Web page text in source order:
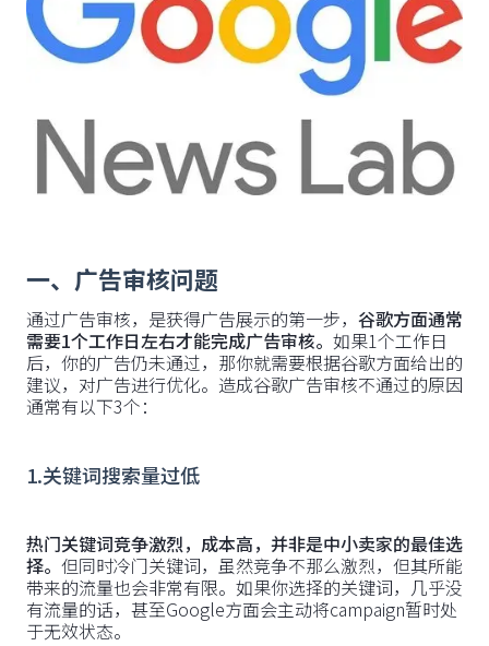
一、广告审核问题
通过广告审核，是获得广告展示的第一步， 谷歌方面通常
需要1个工作日左右才能完成广告审核。 如果1个工作日
后，你的广告仍未通过，那你就需要根据谷歌方面给出的
建议，对广告进行优化。造成谷歌广告审核不通过的原因
通常有以下3个：
1.关键词搜索量过低
热门关键词竞争激烈，成本高，并非是中小卖家的最佳选
择。 但同时冷门关键词，虽然竞争不那么激烈，但其所能
带来的流量也会非常有限。如果你选择的关键词，几乎没
有流量的话，甚至Google方面会主动将campaign暂时处
于无效状态。